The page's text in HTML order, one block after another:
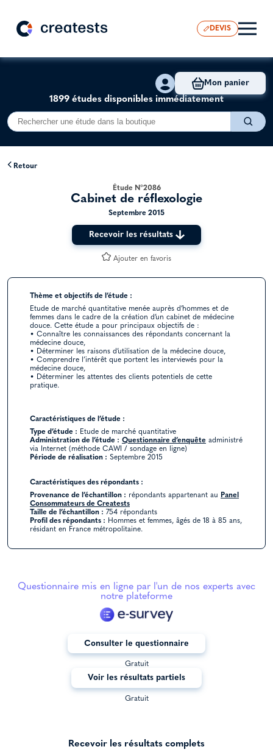
DEVIS
1899 études disponibles immédiatement
Mon panier
Retour
Étude N°2086
Cabinet de réflexologie
Septembre 2015
Recevoir les résultats
Ajouter en favoris
Thème et objectifs de l’étude :
Etude de marché quantitative menée auprès d’hommes et de
femmes dans le cadre de la création d’un cabinet de médecine
douce. Cette étude a pour principaux objectifs de :
• Connaître les connaissances des répondants concernant la
médecine douce,
• Déterminer les raisons d’utilisation de la médecine douce,
• Comprendre l’intérêt que portent les interviewés pour la
médecine douce,
• Déterminer les attentes des clients potentiels de cette
pratique.
Caractéristiques de l’étude :
Type d’étude : Etude de marché quantitative
Administration de l’étude : Questionnaire d’enquête administré
via Internet (méthode CAWI / sondage en ligne)
Période de réalisation : Septembre 2015
Caractéristiques des répondants :
Provenance de l’échantillon : répondants appartenant au Panel
Consommateurs de Creatests
Taille de l’échantillon : 754 répondants
Profil des répondants : Hommes et femmes, âgés de 18 à 85 ans,
résidant en France métropolitaine.
Questionnaire mis en ligne par l'un de nos experts avec
notre plateforme
Consulter le questionnaire
Gratuit
Voir les résultats partiels
Gratuit
Recevoir les résultats complets